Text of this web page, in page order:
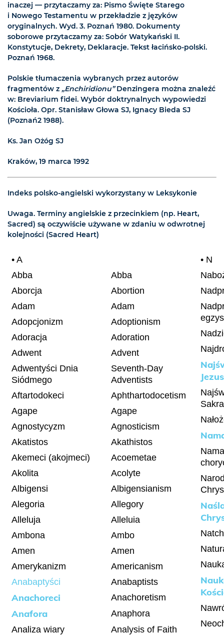
inaczej — przytaczamy za: Pismo Święte Starego
i Nowego Testamentu w przekładzie z języków
oryginalnych. Wyd. 3. Poznań 1980. Dokumenty
soborowe przytaczamy za: Sobór Watykański II.
Konstytucje, Dekrety, Deklaracje. Tekst łacińsko-polski.
Poznań 1968.
Polskie tłumaczenia wybranych przez autorów
fragmentów z „Enchiridionu”Denzingera można znaleźć
w: Breviarium fidei. Wybór doktrynalnych wypowiedzi
Kościoła. Opr. Stanisław Głowa SJ, Ignacy Bieda SJ
(Poznań2 1988).
Ks. Jan Ożóg SJ
Kraków, 19 marca 1992
Indeks polsko-angielski wykorzystany w Leksykonie
Uwaga. Terminy angielskie z przecinkiem (np. Heart,
Sacred) są oczywiście używane w zdaniu w odwrotnej
kolejności (Sacred Heart)
• A
Abba
Abba
Aborcja
Abortion
Adam
Adam
Adopcjonizm
Adoptionism
Adoracja
Adoration
Adwent
Advent
Adwentyści Dnia
Siódmego
Seventh-Day
Adventists
Aftartodokeci
Aphthartodocetism
Agape
Agape
Agnostycyzm
Agnosticism
Akatistos
Akathistos
Akemeci (akojmeci)
Acoemetae
Akolita
Acolyte
Albigensi
Albigensianism
Alegoria
Allegory
Alleluja
Alleluia
Ambona
Ambo
Amen
Amen
Amerykanizm
Americanism
Anabaptyści
Anabaptists
Anachoreci Anachoretism
Anafora
Anaphora
Analiza wiary
Analysis of Faith
• N